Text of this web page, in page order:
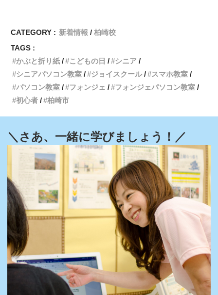
CATEGORY : 新着情報
柏崎校
TAGS :
かぶと折り紙
こどもの日
シニア
シニアパソコン教室
ジョイスクール
スマホ教室
パソコン教室
フォンジェ
フォンジェパソコン教室
初心者
柏崎市
＼さあ、一緒に学びましょう！／